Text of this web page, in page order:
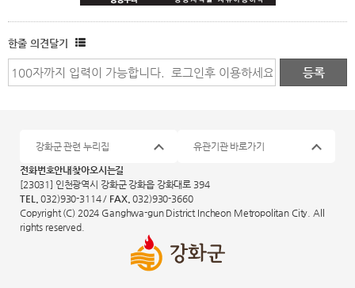
한줄 의견달기
전화번호안내 찾아오시는길
[23031] 인천광역시 강화군 강화읍 강화대로 394
TEL.
032)930-3114 / FAX. 032)930-3660
Copyright (C) 2024 Ganghwa-gun District Incheon Metropolitan City. All
rights reserved.
강화군 관련 누리집 유관기관 바로가기